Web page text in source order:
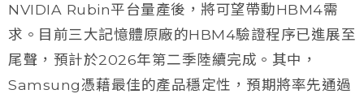
NVIDIA Rubin平台量產後，將可望帶動HBM4需
求。目前三大記憶體原廠的HBM4驗證程序已進展至
尾聲，預計於2026年第二季陸續完成。其中，
Samsung憑藉最佳的產品穩定性，預期將率先通過